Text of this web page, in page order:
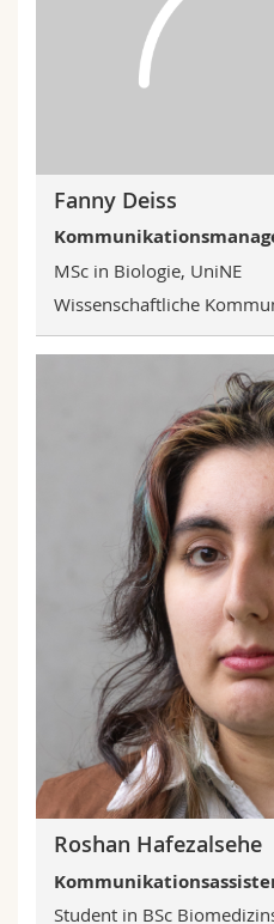
Fanny Deiss
MSc in Biologie, UniNE
Wissenschaftliche
Roshan Hafezalsehe
Student in BSc